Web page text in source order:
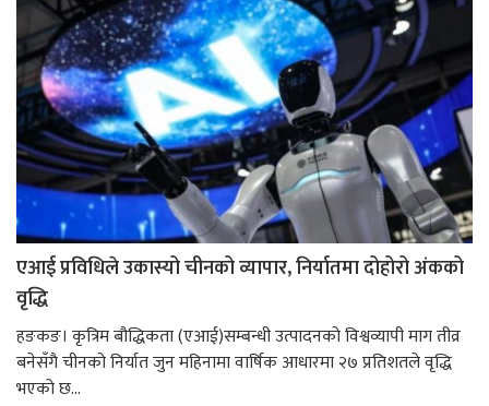
एआई प्रविधिले उकास्यो चीनको व्यापार, निर्यातमा दोहोरो अंकको
वृद्धि
हङकङ। कृत्रिम बौद्धिकता (एआई)सम्बन्धी उत्पादनको विश्वव्यापी माग तीव्र
बनेसँगै चीनको निर्यात जुन महिनामा वार्षिक आधारमा २७ प्रतिशतले वृद्धि
भएको छ...